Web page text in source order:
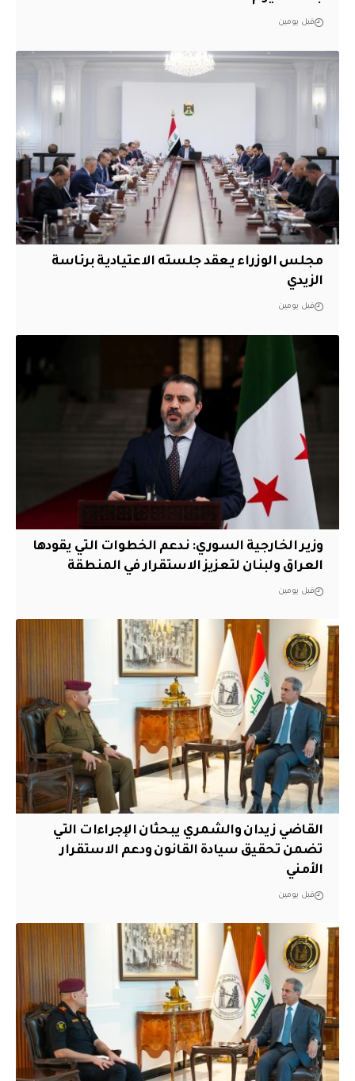
قبل يومين
مجلس الوزراء يعقد جلسته الاعتيادية برئاسة
الزيدي
قبل يومين
وزير الخارجية السوري: ندعم الخطوات التي يقودها
العراق ولبنان لتعزيز الاستقرار في المنطقة
قبل يومين
القاضي زيدان والشمري يبحثان الإجراءات التي
تضمن تحقيق سيادة القانون ودعم الاستقرار
الأمني
قبل يومين